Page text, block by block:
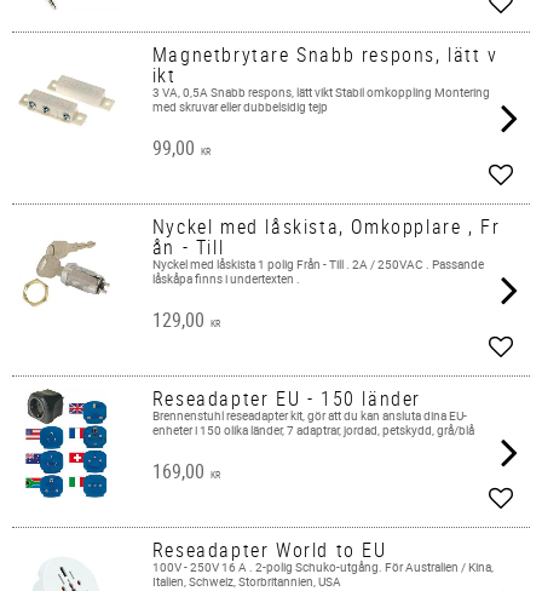
Magnetbrytare Snabb respons, lätt v
ikt
3 VA, 0,5A Snabb respons, lätt vikt Stabil omkoppling Montering
med skruvar eller dubbelsidig tejp
99,00 KR
Nyckel med låskista, Omkopplare , Fr
ån - Till
Nyckel med låskista 1 polig Från - Till . 2A / 250VAC . Passande
låskåpa finns i undertexten .
129,00 KR
Reseadapter EU - 150 länder
Brennenstuhl reseadapter kit, gör att du kan ansluta dina EU-
enheter i 150 olika länder, 7 adaptrar, jordad, petskydd, grå/blå
169,00 KR
Reseadapter World to EU
100V - 250V 16 A . 2-polig Schuko-utgång. För Australien / Kina,
Italien, Schweiz, Storbritannien, USA